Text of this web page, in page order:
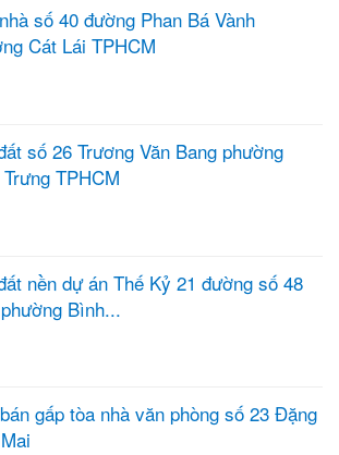
số 40 đường Phan Bá Vành
Cát Lái TPHCM
số 26 Trương Văn Bang phường
TPHCM
nền dự án Thế Kỷ 21 đường số 48
Bình...
gấp tòa nhà văn phòng số 23 Đặng